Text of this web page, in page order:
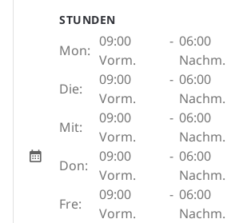
STUNDEN
Mon:
09:00
Vorm.
- 06:00
Nachm.
Die:
09:00
Vorm.
- 06:00
Nachm.
Mit:
09:00
Vorm.
- 06:00
Nachm.
Don:
09:00
Vorm.
- 06:00
Nachm.
Fre:
09:00
Vorm.
- 06:00
Nachm.